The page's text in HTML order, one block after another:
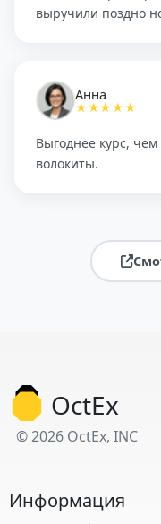
выручили поздно
Анна
★★★★★
Выгоднее курс,
волокиты.
OctEx
© 2026 OctEx, INC
Информация